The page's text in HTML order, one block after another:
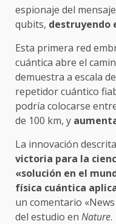
espionaje del
qubits, destruyendo
Esta primera red
cuántica abre el
demuestra a escala
repetidor cuántico
podría colocarse
de 100 km, y
La innovación
victoria para la
«solución en el
física cuántica
un comentario
del estudio en Nature.